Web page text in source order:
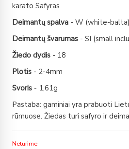
karato Safyras
Deimantų spalva - W (white-balta)
Deimantų švarumas - SI (small
Žiedo dydis - 18
Plotis - 2-4mm
Svoris - 1,61g
Pastaba: gaminiai yra prabuoti
rūmuose. Žiedas turi safyro ir
Neturime